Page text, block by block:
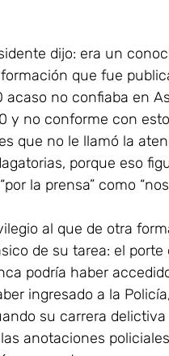
dijo: era un
que fue
no confiaba en
y no conforme con
que no le llamó la
porque eso
la prensa” como
al que de otra
de su tarea: el porte
podría haber
ingresado a la
su carrera
anotaciones